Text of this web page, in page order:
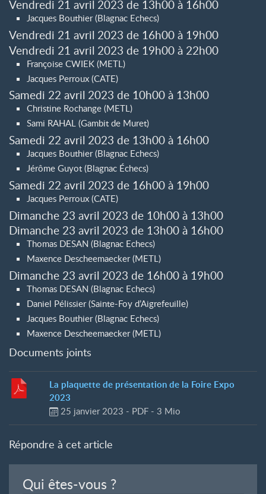
Vendredi 21 avril 2023 de 13h00 à 16h00
Jacques Bouthier (Blagnac Echecs)
Vendredi 21 avril 2023 de 16h00 à 19h00
Vendredi 21 avril 2023 de 19h00 à 22h00
Françoise CWIEK (METL)
Jacques Perroux (CATE)
Samedi 22 avril 2023 de 10h00 à 13h00
Christine Rochange (METL)
Sami RAHAL (Gambit de Muret)
Samedi 22 avril 2023 de 13h00 à 16h00
Jacques Bouthier (Blagnac Echecs)
Jérôme Guyot (Blagnac Échecs)
Samedi 22 avril 2023 de 16h00 à 19h00
Jacques Perroux (CATE)
Dimanche 23 avril 2023 de 10h00 à 13h00
Dimanche 23 avril 2023 de 13h00 à 16h00
Thomas DESAN (Blagnac Echecs)
Maxence Descheemaecker (METL)
Dimanche 23 avril 2023 de 16h00 à 19h00
Thomas DESAN (Blagnac Echecs)
Daniel Pélissier (Sainte-Foy d’Aigrefeuille)
Jacques Bouthier (Blagnac Echecs)
Maxence Descheemaecker (METL)
Documents joints
La plaquette de présentation de la Foire Expo
2023
25 janvier 2023 - PDF- 3 Mio
Répondre à cet article
Qui êtes-vous ?